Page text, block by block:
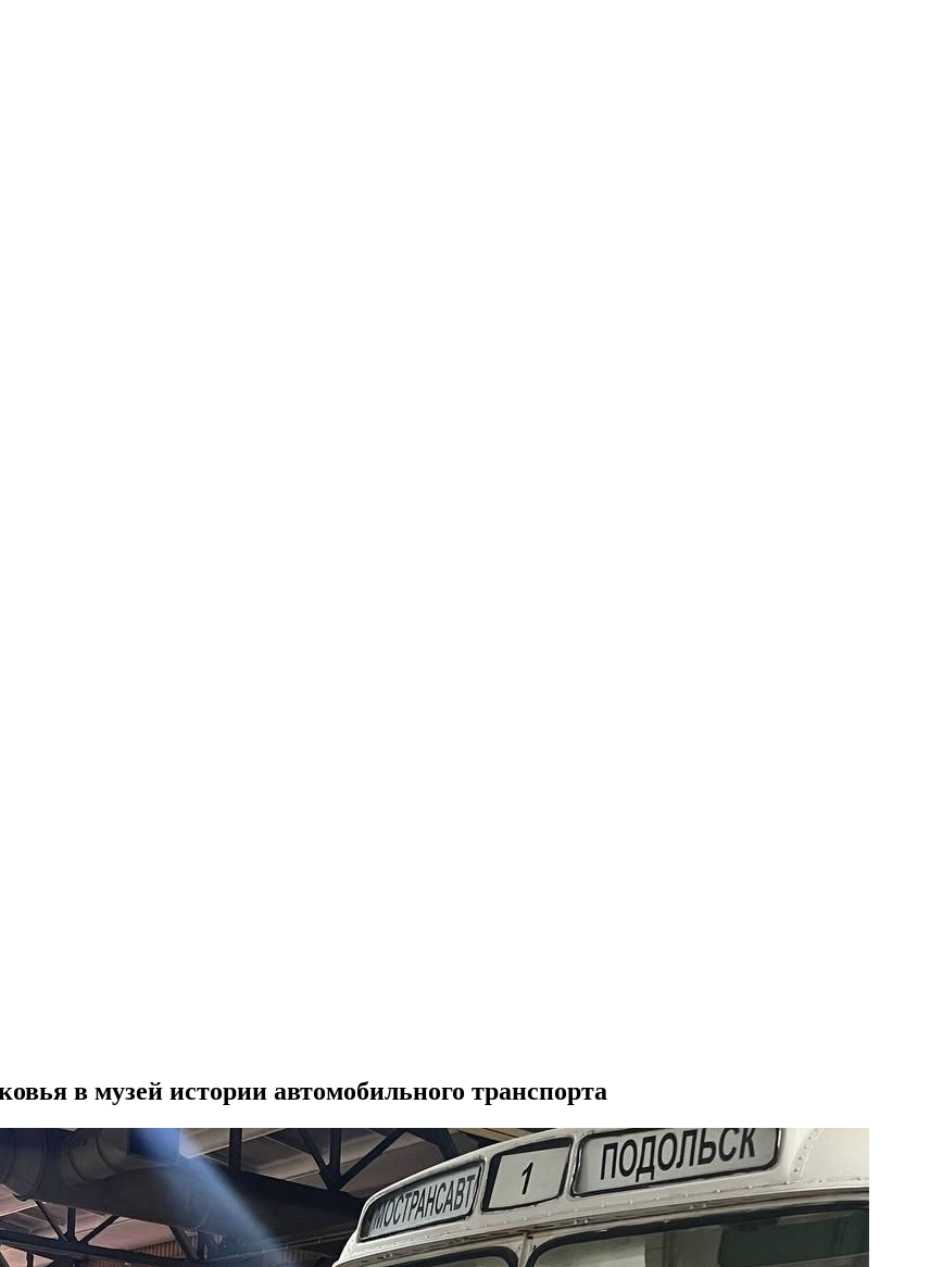
в музей истории автомобильного транспорта